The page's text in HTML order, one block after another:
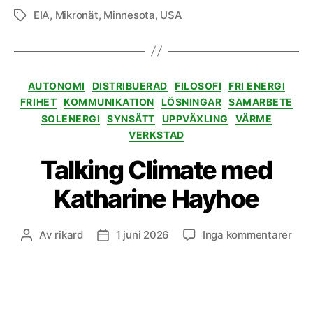
Etiketter
EIA, Mikronät, Minnesota, USA
Kategorier
AUTONOMI DISTRIBUERAD FILOSOFI
FRI ENERGI
FRIHET KOMMUNIKATION LÖSNINGAR
SAMARBETE
SOLENERGI
SYNSÄTT UPPVÄXLING
VÄRME
VERKSTAD
Talking Climate med
Katharine Hayhoe
Inläggsförfattare
Av rikard Inläggsdatum
1 juni 2026 Inga kommentarertill